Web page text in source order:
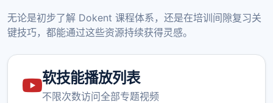
无论是初步了解 Dokent 课程体系，还是在培训间隙复习关
键技巧，都能通过这些资源持续获得灵感。
软技能播放列表
不限次数访问全部专题视频